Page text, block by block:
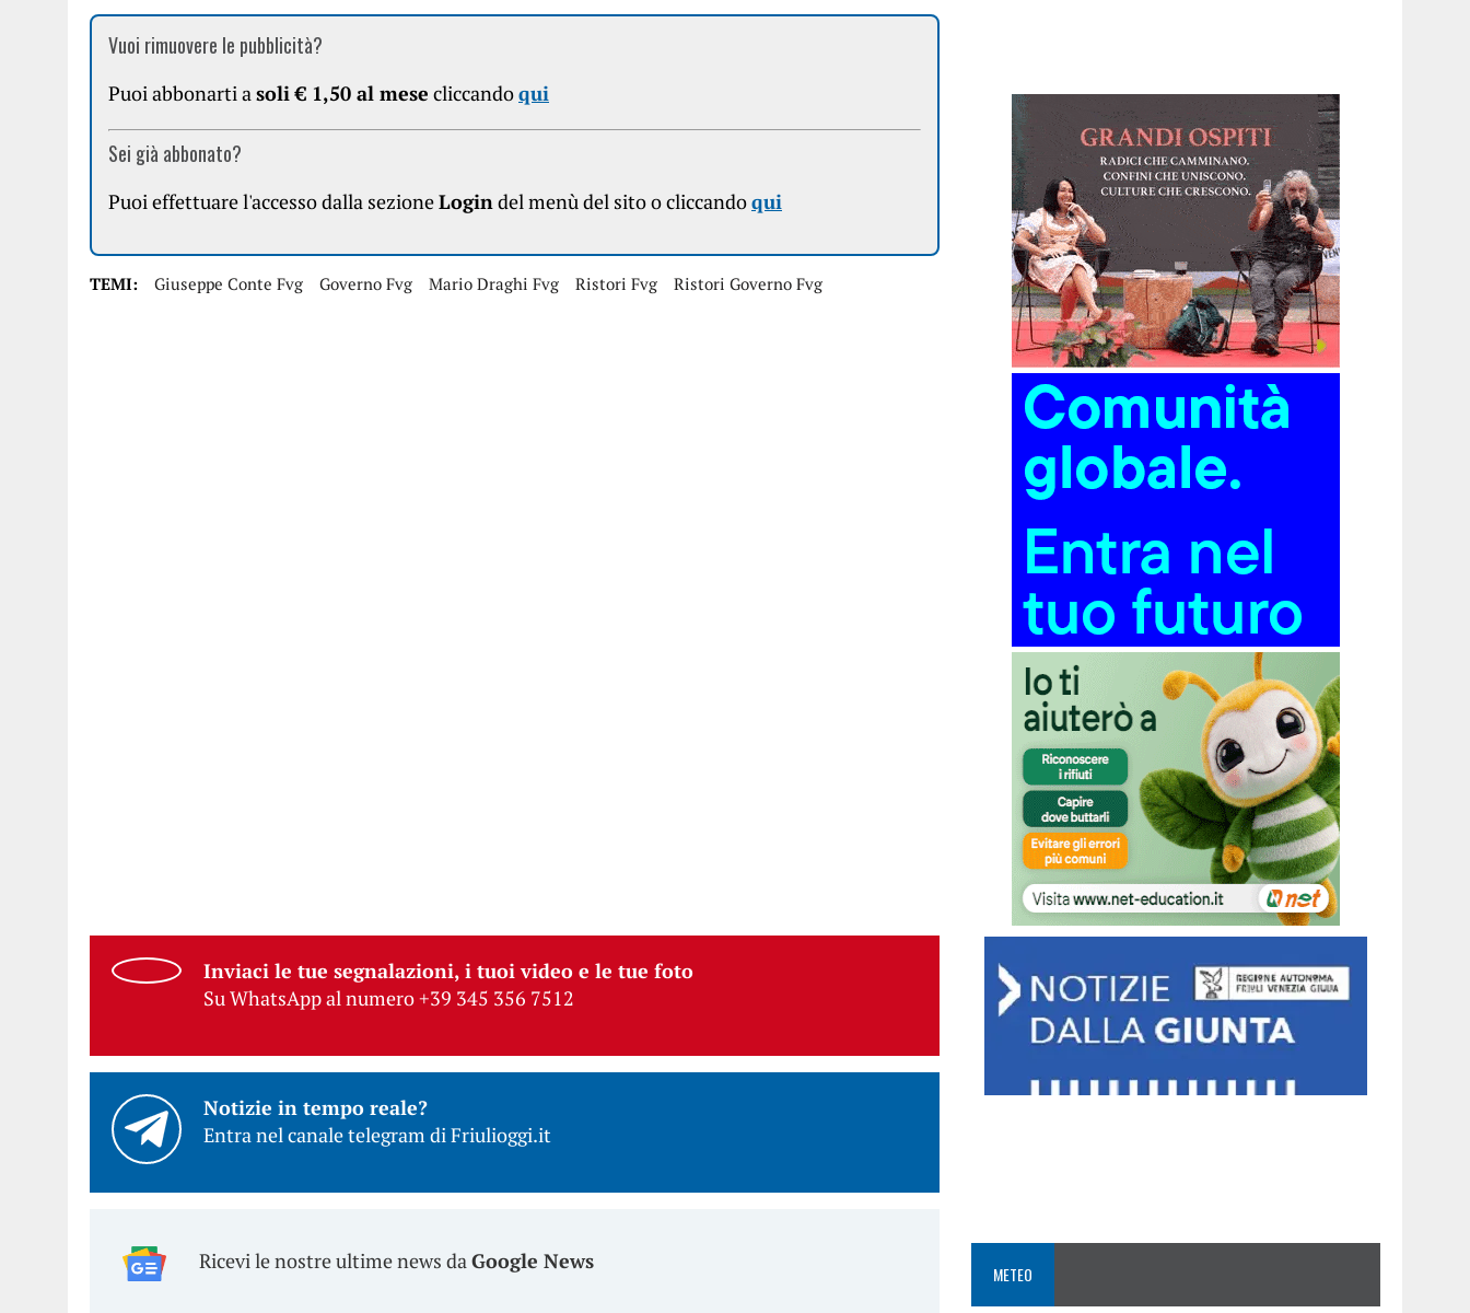
Vuoi rimuovere le pubblicità?
Puoi abbonarti asoli € 1,50 al mese cliccandoqui
Sei già abbonato?
Puoi effettuare l'accesso dalla sezioneLogindel menù del sito o cliccandoqui
TEMI: Giuseppe Conte Fvg Governo Fvg Mario Draghi Fvg Ristori Fvg Ristori Governo Fvg
Inviaci le tue segnalazioni, i tuoi video e le tue foto
Su WhatsApp al numero +39 345 356 7512
Notizie in tempo reale?
Entra nel canale telegram di Friulioggi.it
Ricevi le nostre ultime news daGoogle News
METEO